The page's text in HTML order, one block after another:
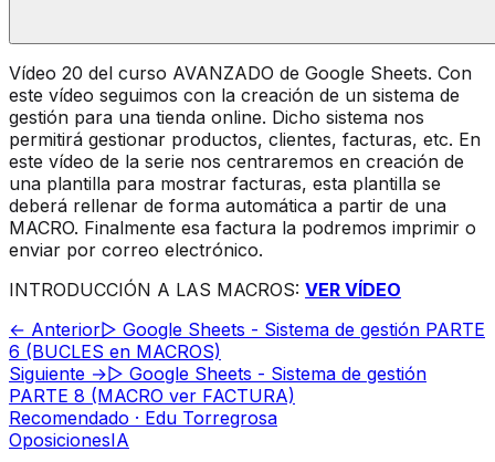
Vídeo 20 del curso AVANZADO de Google Sheets. Con
este vídeo seguimos con la creación de un sistema de
gestión para una tienda online. Dicho sistema nos
permitirá gestionar productos, clientes, facturas, etc. En
este vídeo de la serie nos centraremos en creación de
una plantilla para mostrar facturas, esta plantilla se
deberá rellenar de forma automática a partir de una
MACRO. Finalmente esa factura la podremos imprimir o
enviar por correo electrónico.
INTRODUCCIÓN A LAS MACROS: VER VÍDEO
← Anterior▷ Google Sheets - Sistema de gestión PARTE
6 (BUCLES en MACROS)
Siguiente →▷ Google Sheets - Sistema de gestión
PARTE 8 (MACRO ver FACTURA)
Recomendado · Edu Torregrosa
OposicionesIA